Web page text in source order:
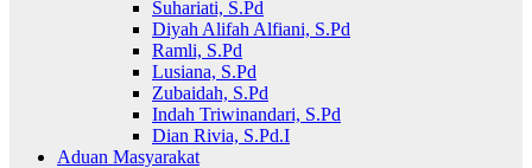
Suhariati, S.Pd
Diyah Alifah Alfiani, S.Pd
Ramli, S.Pd
Lusiana, S.Pd
Zubaidah, S.Pd
Indah Triwinandari, S.Pd
Dian Rivia, S.Pd.I
Aduan Masyarakat